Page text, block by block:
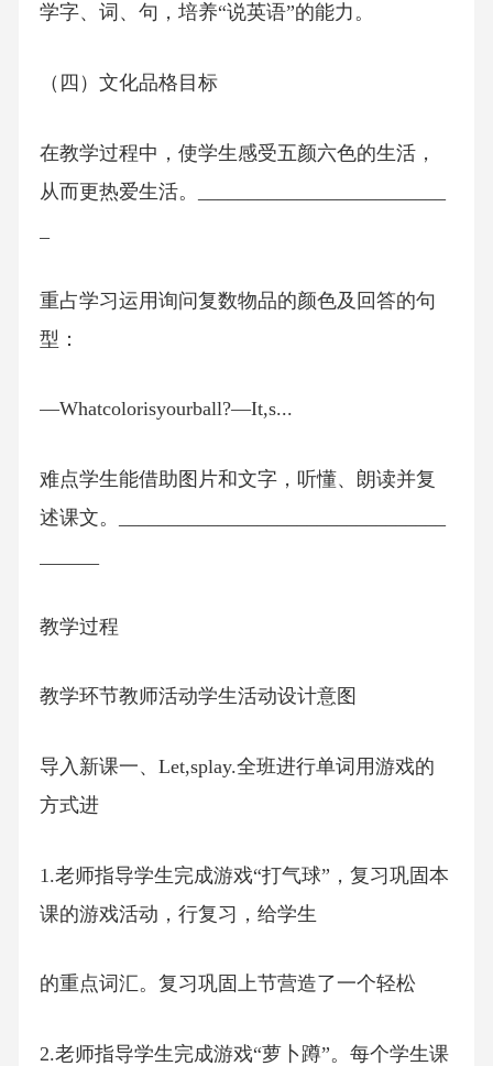
学字、词、句，培养“说英语”的能力。
（四）文化品格目标
在教学过程中，使学生感受五颜六色的生活，
从而更热爱生活。_________________________
重占学习运用询问复数物品的颜色及回答的句
型：
—Whatcolorisyourball?—It,s...
难点学生能借助图片和文字，听懂、朗读并复
述课文。_________________________________
教学过程
教学环节教师活动学生活动设计意图
导入新课一、Let,splay.全班进行单词用游戏的
方式进
1.老师指导学生完成游戏“打气球”，复习巩固本
课的游戏活动，行复习，给学生
的重点词汇。复习巩固上节营造了一个轻松
2.老师指导学生完成游戏“萝卜蹲”。每个学生课